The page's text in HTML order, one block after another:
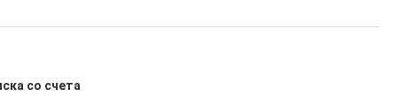
со счета